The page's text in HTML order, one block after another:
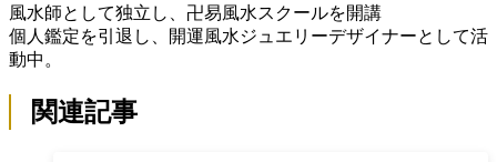
風水師として独立し、卍易風水スクールを開講
個人鑑定を引退し、開運風水ジュエリーデザイナーとして活
動中。
関連記事